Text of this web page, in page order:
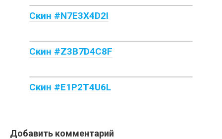
Скин #N7E3X4D2I
Скин #Z3B7D4C8F
Скин #E1P2T4U6L
Добавить комментарий